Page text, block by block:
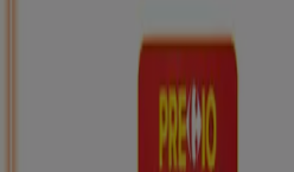
Tiendeo forma parte de
tecnológica que está
en todo el mundo.